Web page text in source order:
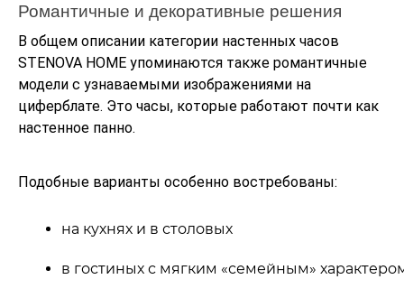
Романтичные и декоративные решения
В общем описании категории настенных часов
STENOVA HOME упоминаются также романтичные
модели с узнаваемыми изображениями на
циферблате. Это часы, которые работают почти как
настенное панно.
Подобные варианты особенно востребованы:
на кухнях и в столовых
в гостиных с мягким «семейным»